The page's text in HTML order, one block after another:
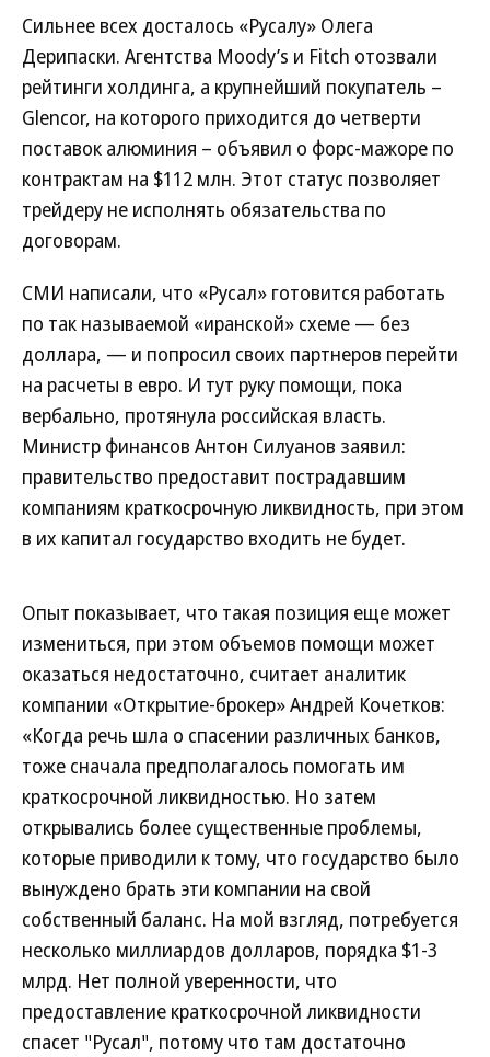
Сильнее всех досталось «Русалу» Олега
Дерипаски. Агентства Moody’s и Fitch отозвали
рейтинги холдинга, а крупнейший покупатель –
Glencor, на которого приходится до четверти
поставок алюминия – объявил о форс-мажоре по
контрактам на $112 млн. Этот статус позволяет
трейдеру не исполнять обязательства по
договорам.
СМИ написали, что «Русал» готовится работать
по так называемой «иранской» схеме — без
доллара, — и попросил своих партнеров перейти
на расчеты в евро. И тут руку помощи, пока
вербально, протянула российская власть.
Министр финансов Антон Силуанов заявил:
правительство предоставит пострадавшим
компаниям краткосрочную ликвидность, при этом
в их капитал государство входить не будет.
Опыт показывает, что такая позиция еще может
измениться, при этом объемов помощи может
оказаться недостаточно, считает аналитик
компании «Открытие-брокер» Андрей Кочетков:
«Когда речь шла о спасении различных банков,
тоже сначала предполагалось помогать им
краткосрочной ликвидностью. Но затем
открывались более существенные проблемы,
которые приводили к тому, что государство было
вынуждено брать эти компании на свой
собственный баланс. На мой взгляд, потребуется
несколько миллиардов долларов, порядка $1-3
млрд. Нет полной уверенности, что
предоставление краткосрочной ликвидности
спасет "Русал", потому что там достаточно